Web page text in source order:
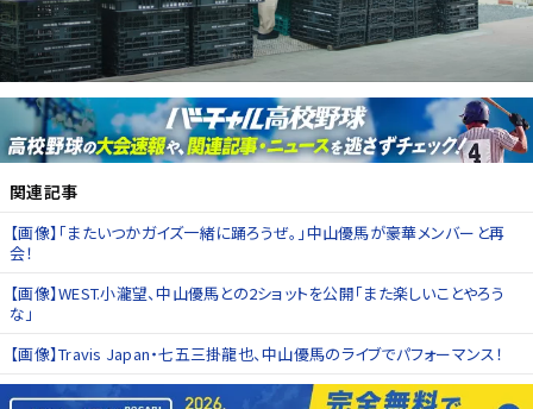
関連記事
【画像】「またいつかガイズ一緒に踊ろうぜ。」中山優馬が豪華メンバーと再
会！
【画像】WEST.小瀧望、中山優馬との2ショットを公開「また楽しいことやろう
な」
【画像】Travis Japan・七五三掛龍也、中山優馬のライブでパフォーマンス！